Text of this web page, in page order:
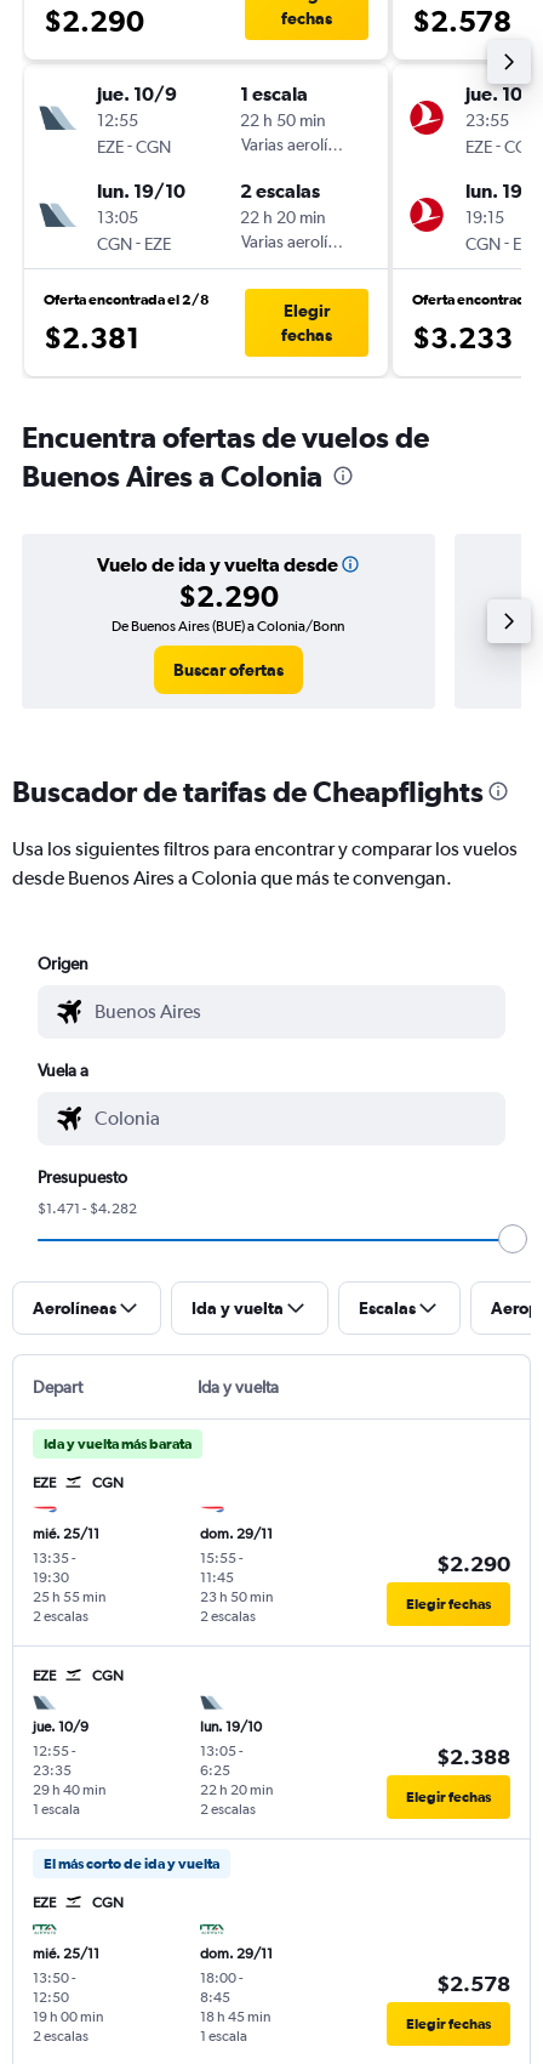
$2.290
fechas
jue. 10/9
12:55
EZE-CGN
1 escala
22 h 50 min
Varias aerolíneas
lun. 19/10
13:05
CGN- EZE
2 escalas
22 h 20 min
Varias aerolíneas
Oferta encontrada el 2/8
$2.381
Elegir
fechas
$2.578
jue. 10/
23:55
EZE-CGN
lun. 19/
19:15
CGN- EZE
Oferta encontrada
$3.233
Encuentra ofertas de vuelos de
Buenos Aires a Colonia
Vuelo de ida y vuelta desde
$2.290
De Buenos Aires (BUE) a Colonia/Bonn
Buscar ofertas
Vuelo
Buscador de tarifas de Cheapflights
Usa los siguientes filtros para encontrar y comparar los vuelos
desde Buenos Aires a Colonia que más te convengan.
Origen
Vuela a
Presupuesto
$1.471 - $4.282
Aerolíneas Ida y vuelta Escalas
Depart Ida y vuelta
Ida y vuelta más barata
EZE CGN
mié. 25/11
13:35-
19:30
2 escalas
25 h 55 min
dom. 29/11
15:55-
11:45
2 escalas
23 h 50 min
$2.290
Elegir fechas
EZE CGN
jue. 10/9
12:55-
23:35
1 escala
29 h 40 min
lun. 19/10
13:05-
6:25
2 escalas
22 h 20 min
$2.388
Elegir fechas
El más corto de ida y vuelta
EZE CGN
mié. 25/11
13:50-
12:50
2 escalas
19 h 00 min
dom. 29/11
18:00-
8:45
1 escala
18 h 45 min
$2.578
Elegir fechas